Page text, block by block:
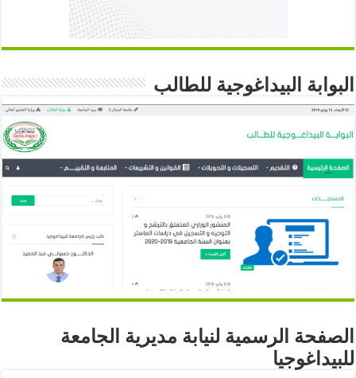
البوابة البيداغوجية للطالب
الصفحة الرسمية لنيابة مديرية الجامعة
للبيداغوجيا